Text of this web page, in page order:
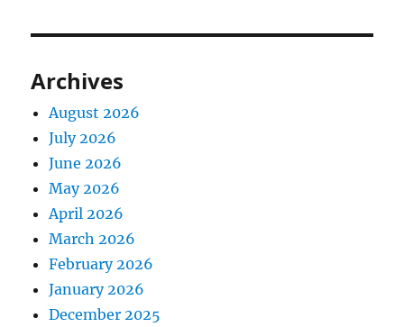
Archives
August 2026
July 2026
June 2026
May 2026
April 2026
March 2026
February 2026
January 2026
December 2025